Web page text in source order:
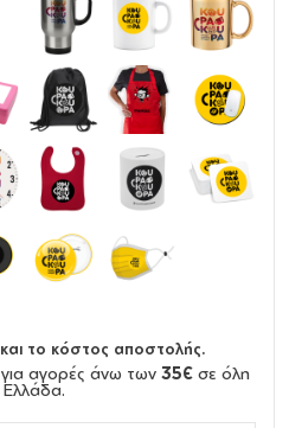
το κόστος αποστολής.
για αγορές άνω των 35€ σε όλη
Ελλάδα.